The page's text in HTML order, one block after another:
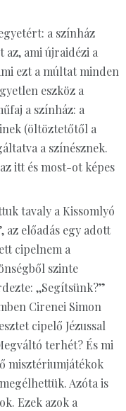
a színház
az, ami újraidézi a
ezt a múltat minden
eszköz a
a színház: a
(öltöztetőtől a
a színésznek.
itt és most-ot képes
tavaly a Kissomlyó
az előadás egy adott
cipelnem a
szinte
,,Segítsünk?”
Cirenei Simon
cipelő Jézussal
terhét? És mi
misztériumjátékok
Azóta is
Ezek azok a